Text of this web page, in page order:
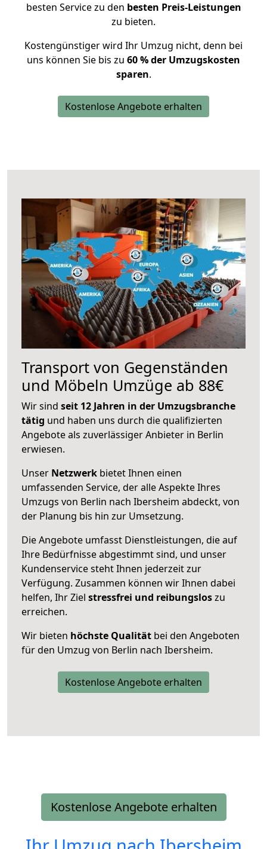
besten Service zu den besten Preis-Leistungen
zu bieten.
Kostengünstiger wird Ihr Umzug nicht, denn bei
uns können Sie bis zu 60 % der Umzugskosten
sparen.
Kostenlose Angebote erhalten
Transport von Gegenständen
und Möbeln Umzüge ab 88€
Wir sind seit 12 Jahren in der Umzugsbranche
tätig und haben uns durch die qualifizierten
Angebote als zuverlässiger Anbieter in Berlin
erwiesen.
Unser Netzwerk bietet Ihnen einen
umfassenden Service, der alle Aspekte Ihres
Umzugs von Berlin nach Ibersheim abdeckt, von
der Planung bis hin zur Umsetzung.
Die Angebote umfasst Dienstleistungen, die auf
Ihre Bedürfnisse abgestimmt sind, und unser
Kundenservice steht Ihnen jederzeit zur
Verfügung. Zusammen können wir Ihnen dabei
helfen, Ihr Ziel stressfrei und reibungsloszu
erreichen.
Wir bieten höchste Qualität bei den Angeboten
für den Umzug von Berlin nach Ibersheim.
Kostenlose Angebote erhalten
Kostenlose Angebote erhalten